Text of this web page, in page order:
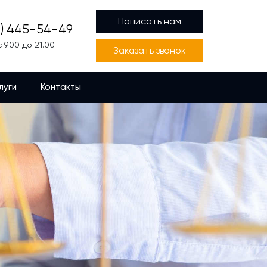
445-54-49
9.00 до 21.00
Написать нам
Заказать звонок
Контакты